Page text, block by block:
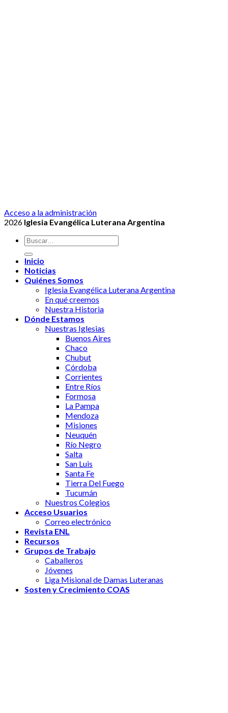
Acceso a la administración
2026 Iglesia Evangélica Luterana Argentina
Inicio
Noticias
Quiénes Somos
Iglesia Evangélica Luterana Argentina
En qué creemos
Nuestra Historia
Dónde Estamos
Nuestras Iglesias
Buenos Aires
Chaco
Chubut
Córdoba
Corrientes
Entre Ríos
Formosa
La Pampa
Mendoza
Misiones
Neuquén
Río Negro
Salta
San Luis
Santa Fe
Tierra Del Fuego
Tucumán
Nuestros Colegios
Acceso Usuarios
Correo electrónico
Revista ENL
Recursos
Grupos de Trabajo
Caballeros
Jóvenes
Liga Misional de Damas Luteranas
Sosten y Crecimiento COAS